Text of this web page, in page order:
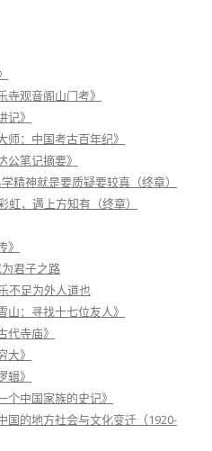
寺观音阁山门考》
记》
师：中国考古百年纪》
公笔记摘要》
精神就是要质疑要较真（终章）
虹，遇上方知有（终章）
》
为君子之路
不足为外人道也
山：寻找十七位友人》
代寺庙》
大》
辑》
个中国家族的史记》
国的地方社会与文化变迁（1920-